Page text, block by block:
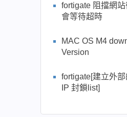
fortigate 阻擋網
會等待超時
MAC OS M4
Version
fortigate[建立外
IP 封鎖list]